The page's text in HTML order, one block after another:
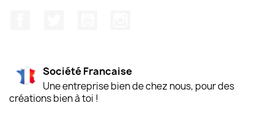
Société Francaise
Une entreprise bien de chez nous, pour des
créations bien à toi !